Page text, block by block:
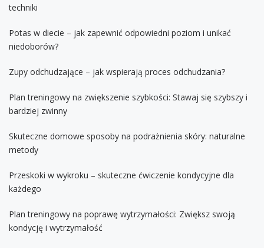
techniki
Potas w diecie – jak zapewnić odpowiedni poziom i unikać
niedoborów?
Zupy odchudzające – jak wspierają proces odchudzania?
Plan treningowy na zwiększenie szybkości: Stawaj się szybszy i
bardziej zwinny
Skuteczne domowe sposoby na podrażnienia skóry: naturalne
metody
Przeskoki w wykroku – skuteczne ćwiczenie kondycyjne dla
każdego
Plan treningowy na poprawę wytrzymałości: Zwiększ swoją
kondycję i wytrzymałość